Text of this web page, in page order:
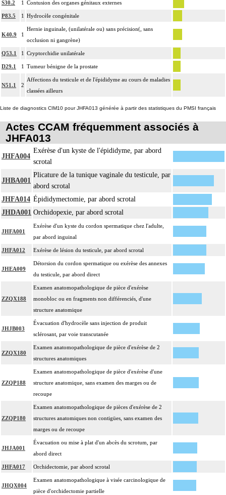
S30.2 1 Contusion des organes génitaux externes
P83.5 1 Hydrocèle congénitale
K40.9 1
Hernie inguinale, (unilatérale ou) sans précision(, sans
occlusion ni gangrène)
Q53.1 1 Cryptorchidie unilatérale
D29.1 1 Tumeur bénigne de la prostate
N51.1 2
Affections du testicule et de l'épididyme au cours de maladies
classées ailleurs
Liste de diagnostics CIM10 pour JHFA013 générée à partir des statistiques du PMSI français
Actes CCAM fréquemment associés à
JHFA013
JHFA004
Exérèse d'un kyste de l'épididyme, par abord
scrotal
JHBA001
Plicature de la tunique vaginale du testicule, par
abord scrotal
JHFA014 Épididymectomie, par abord scrotal
JHDA001 Orchidopexie, par abord scrotal
JHFA001
Exérèse d'un kyste du cordon spermatique chez l'adulte,
par abord inguinal
JHFA012 Exérèse de lésion du testicule, par abord scrotal
JHEA009
Détorsion du cordon spermatique ou exérèse des annexes
du testicule, par abord direct
ZZQX188
Examen anatomopathologique de pièce d'exérèse
monobloc ou en fragments non différenciés, d'une
structure anatomique
JHJB003
Évacuation d'hydrocèle sans injection de produit
sclérosant, par voie transcutanée
ZZQX180
Examen anatomopathologique de pièce d'exérèse de 2
structures anatomiques
ZZQP188
Examen anatomopathologique de pièce d'exérèse d'une
structure anatomique, sans examen des marges ou de
recoupe
ZZQP180
Examen anatomopathologique de pièces d'exérèse de 2
structures anatomiques non contigües, sans examen des
marges ou de recoupe
JHJA001
Évacuation ou mise à plat d'un abcès du scrotum, par
abord direct
JHFA017 Orchidectomie, par abord scrotal
JHQX004
Examen anatomopathologique à visée carcinologique de
pièce d'orchidectomie partielle